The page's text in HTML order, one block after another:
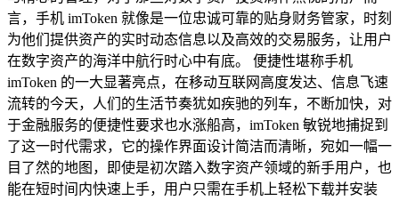
言，手机 imToken 就像是一位忠诚可靠的贴身财务管家，时刻
为他们提供资产的实时动态信息以及高效的交易服务，让用户
在数字资产的海洋中航行时心中有底。 便捷性堪称手机
imToken 的一大显著亮点，在移动互联网高度发达、信息飞速
流转的今天，人们的生活节奏犹如疾驰的列车，不断加快，对
于金融服务的便捷性要求也水涨船高，imToken 敏锐地捕捉到
了这一时代需求，它的操作界面设计简洁而清晰，宛如一幅一
目了然的地图，即使是初次踏入数字资产领域的新手用户，也
能在短时间内快速上手，用户只需在手机上轻松下载并安装